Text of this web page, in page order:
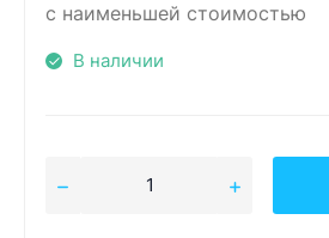
с наименьшей стоимостью
В наличии